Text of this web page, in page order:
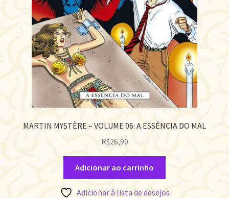
MARTIN MYSTÈRE – VOLUME 06: A ESSÊNCIA DO MAL
R$26,90
Adicionar ao carrinho
Adicionar à lista de desejos